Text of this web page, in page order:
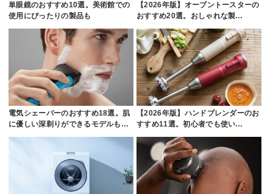
単眼鏡のおすすめ10選。美術館での
使用にぴったりの製品も
【2026年版】オーブントースターの
おすすめ20選。おしゃれな製…
電気シェーバーのおすすめ18選。肌
に優しい深剃りができるモデルも…
【2026年版】ハンドブレンダーのお
すすめ11選。初心者でも使い…